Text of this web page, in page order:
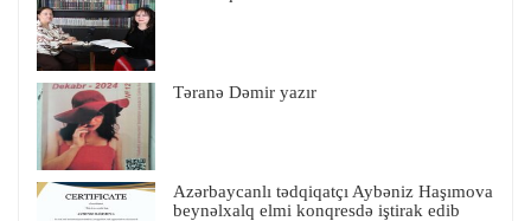
Təranə Dəmir yazır
Azərbaycanlı tədqiqatçı Aybəniz Haşımova
beynəlxalq elmi konqresdə iştirak edib